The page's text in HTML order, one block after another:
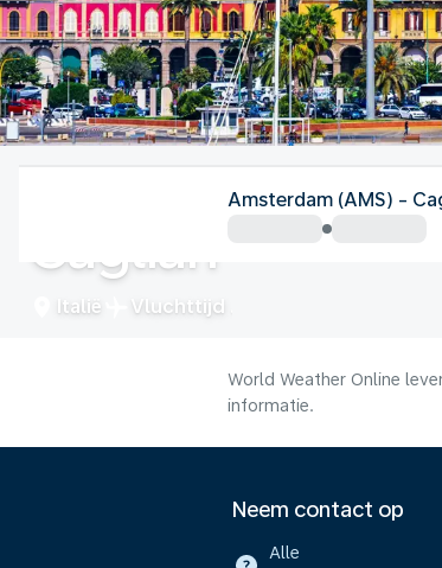
Cagliari
Italië Vluchttijd
Amsterdam (AMS) -
World Weather Online
informatie.
Neem contact op
Alle